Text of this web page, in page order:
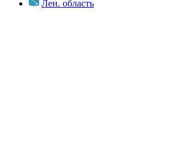
Лен. область